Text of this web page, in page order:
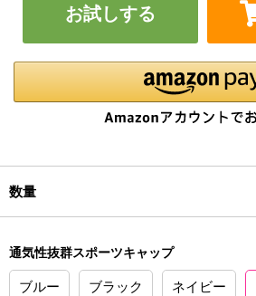
お試しする
数量
通気性抜群スポーツキャップ
ブルー ブラック ネイビー